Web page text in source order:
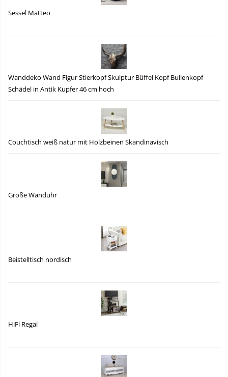
Sessel Matteo
Wanddeko Wand Figur Stierkopf Skulptur Büffel Kopf Bullenkopf
Schädel in Antik Kupfer 46 cm hoch
Couchtisch weiß natur mit Holzbeinen Skandinavisch
Große Wanduhr
Beistelltisch nordisch
HiFi Regal